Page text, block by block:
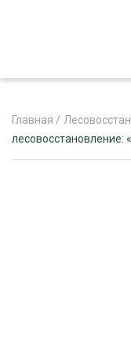
Главная /
лесовосстановление: